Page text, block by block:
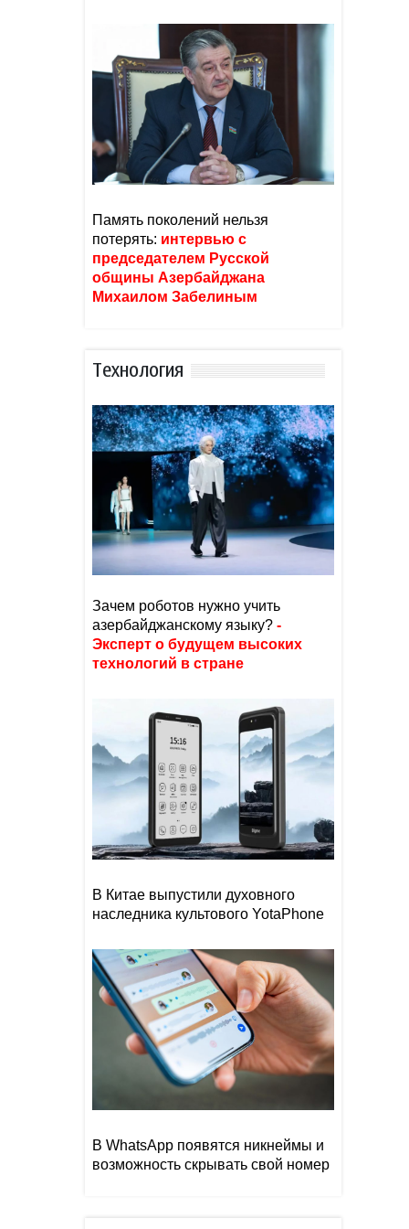
Память поколений нельзя
потерять: интервью с
председателем Русской
общины Азербайджана
Михаилом Забелиным
Тexнoлoгия
Зачем роботов нужно учить
азербайджанскому языку? -
Эксперт о будущем высоких
технологий в стране
В Китае выпустили духовного
наследника культового YotaPhone
В WhatsApp появятся никнеймы и
возможность скрывать свой номер